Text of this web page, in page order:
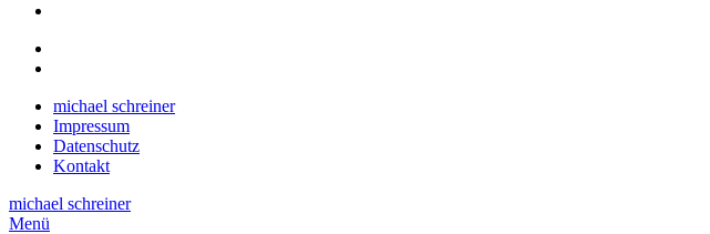
michael schreiner
Impressum
Datenschutz
Kontakt
michael schreiner
Menü